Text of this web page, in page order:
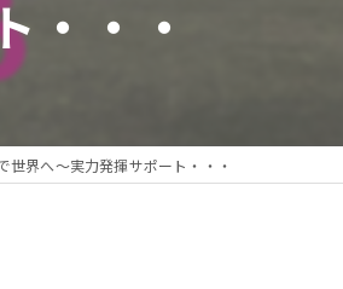
パーソナル
・・・
世界へ～実力発揮サポート・・・